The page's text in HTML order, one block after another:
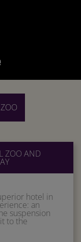
ZOO AND
hotel in
an
suspension
to the